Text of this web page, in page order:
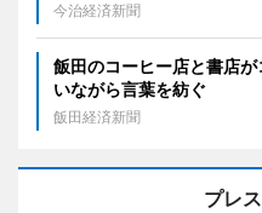
今治経済新聞
飯田のコーヒー店と書店
いながら言葉を紡ぐ
飯田経済新聞
プレ